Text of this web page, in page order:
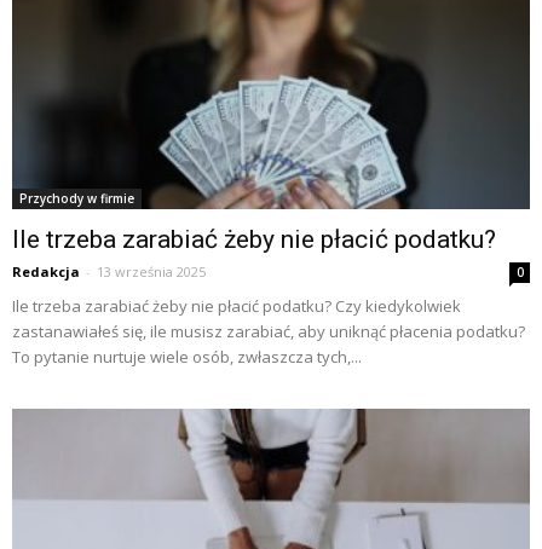
Przychody w firmie
Ile trzeba zarabiać żeby nie płacić podatku?
Redakcja - 13 września 2025 0
Ile trzeba zarabiać żeby nie płacić podatku? Czy kiedykolwiek
zastanawiałeś się, ile musisz zarabiać, aby uniknąć płacenia podatku?
To pytanie nurtuje wiele osób, zwłaszcza tych,...